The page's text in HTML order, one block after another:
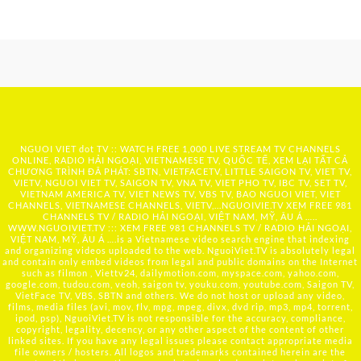
NGUOI VIET dot TV :: WATCH FREE 1,000 LIVE STREAM TV CHANNELS
ONLINE, RADIO HẢI NGOẠI, VIETNAMESE TV, QUỐC TẾ, XEM LẠI TẤT CẢ
CHƯƠNG TRÌNH ĐÃ PHÁT: SBTN, VIETFACETV, LITTLE SAIGON TV, VIET TV,
VIETV, NGUOI VIET TV, SAIGON TV, VNA TV, VIET PHO TV, IBC TV, SET TV,
VIETNAM AMERICA TV, VIET NEWS TV, VBS TV, BAO NGUOI VIET, VIET
CHANNELS, VIETNAMESE CHANNELS, VIETV,... NGUOIVIE.TV XEM FREE 981
CHANNELS TV / RADIO HẢI NGOẠI, VIỆT NAM, MỸ, ÂU Á …..
WWW.NGUOIVIET.TV ::: XEM FREE 981 CHANNELS TV / RADIO HẢI NGOẠI,
VIỆT NAM, MỸ, ÂU Á ….is a Vietnamese video search engine that indexing
and organizing videos uploaded to the web. NguoiViet.TV is absolutely legal
and contain only embed videos from legal and public domains on the Internet
such as filmon , Viettv24, dailymotion.com, myspace.com, yahoo.com,
google.com, tudou.com, veoh, saigon tv, youku.com, youtube.com, Saigon TV,
VietFace TV, VBS, SBTN and others. We do not host or upload any video,
films, media files (avi, mov, flv, mpg, mpeg, divx, dvd rip, mp3, mp4, torrent,
ipod, psp), NguoiViet.TV is not responsible for the accuracy, compliance,
copyright, legality, decency, or any other aspect of the content of other
linked sites. If you have any legal issues please contact appropriate media
file owners / hosters. All logos and trademarks contained herein are the